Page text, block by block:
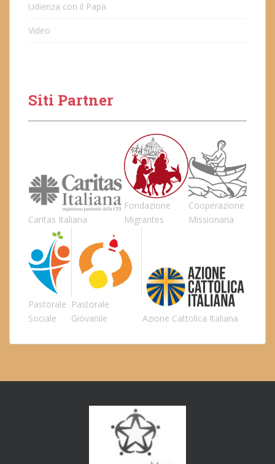
Udienza con il Papa
Video
Siti Partner
Caritas Italiana
Fondazione
Migrantes
Cooperazione
Missionaria
Pastorale
Sociale
Pastorale
Giovanile
Azione Cattolica Italiana